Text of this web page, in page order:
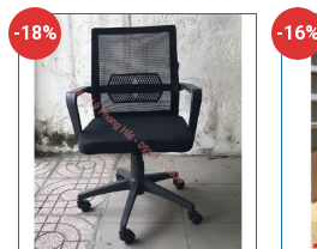
2,100,000₫.
-18% -